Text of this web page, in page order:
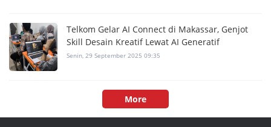
Telkom Gelar AI Connect di Makassar, Genjot
Skill Desain Kreatif Lewat AI Generatif
Senin, 29 September 2025 09:35
More